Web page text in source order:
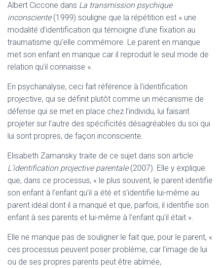
Albert Ciccone dans La transmission psychique
inconsciente(1999) souligne que la répétition est « une
modalité d’identification qui témoigne d’une fixation au
traumatisme qu’elle commémore. Le parent en manque
met son enfant en manque car il reproduit le seul mode de
relation qu’il connaisse ».
En psychanalyse, ceci fait référence à l’identification
projective, qui se définit plutôt comme un mécanisme de
défense qui se met en place chez l’individu, lui faisant
projeter sur l’autre des spécificités désagréables du soi qui
lui sont propres, de façon inconsciente.
Elisabeth Zamansky traite de ce sujet dans son article
L’identification projective parentale(2007). Elle y explique
que, dans ce processus, « le plus souvent, le parent identifie
son enfant à l’enfant qu’il a été et s’identifie lui-même au
parent idéal dont il a manqué et que, parfois, il identifie son
enfant à ses parents et lui-même à l’enfant qu’il était ».
Elle ne manque pas de souligner le fait que, pour le parent, «
ces processus peuvent poser problème, car l’image de lui
ou de ses propres parents peut être abîmée,